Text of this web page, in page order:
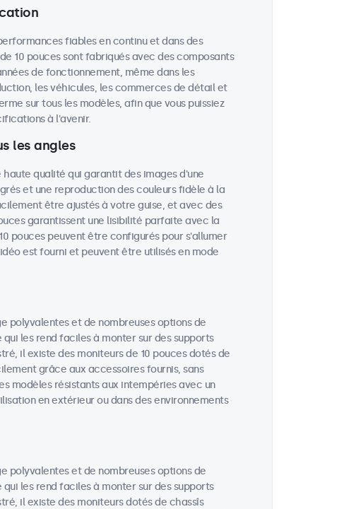
fiables en continu et dans des
10 pouces sont fabriqués avec des composants
de fonctionnement, même dans les
les véhicules, les commerces de détail et
sur tous les modèles, afin que vous puissiez
à l'avenir.
les angles
haute qualité qui garantit des images d'une
et une reproduction des couleurs fidèle à la
être ajustés à votre guise, et avec des
garantissent une lisibilité parfaite avec la
pouces peuvent être configurés pour s'allumer
est fourni et peuvent être utilisés en mode
polyvalentes et de nombreuses options de
les rend faciles à monter sur des supports
il existe des moniteurs de 10 pouces dotés de
grâce aux accessoires fournis, sans
modèles résistants aux intempéries avec un
en extérieur ou dans des environnements
polyvalentes et de nombreuses options de
les rend faciles à monter sur des supports
il existe des moniteurs dotés de chassîs